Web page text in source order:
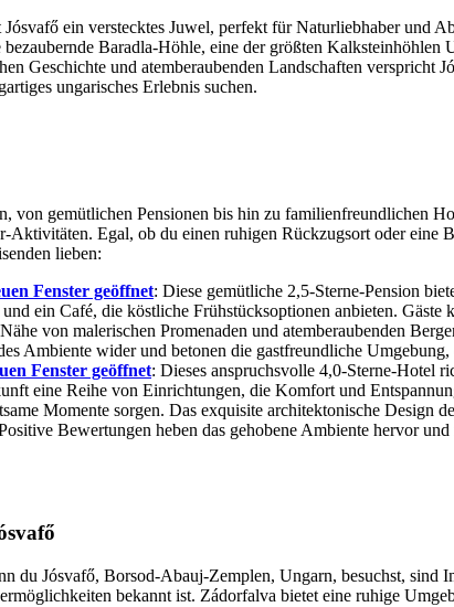
ein verstecktes Juwel, perfekt für Naturliebhaber und
Baradla-Höhle, eine der größten Kalksteinhöhlen
Geschichte und atemberaubenden Landschaften verspricht
ungarisches Erlebnis suchen.
von gemütlichen Pensionen bis hin zu familienfreundlichen
Egal, ob du einen ruhigen Rückzugsort oder eine
lieben:
Fenster geöffnet: Diese gemütliche 2,5-Sterne-Pension
ein Café, die köstliche Frühstücksoptionen anbieten.
von malerischen Promenaden und atemberaubenden
Ambiente wider und betonen die gastfreundliche
Fenster geöffnet: Dieses anspruchsvolle 4,0-Sterne-Hotel
eine Reihe von Einrichtungen, die Komfort und
Momente sorgen. Das exquisite architektonische Design
Bewertungen heben das gehobene Ambiente hervor
du Jósvafő, Borsod-Abauj-Zemplen, Ungarn, besuchst,
bekannt ist. Zádorfalva bietet eine ruhige